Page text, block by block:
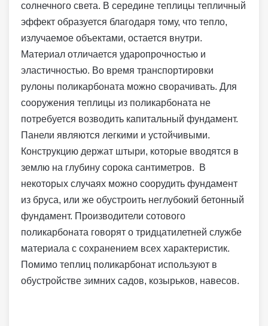
солнечного света. В середине теплицы тепличный
эффект образуется благодаря тому, что тепло,
излучаемое объектами, остается внутри.
Материал отличается ударопрочностью и
эластичностью. Во время транспортировки
рулоны поликарбоната можно сворачивать. Для
сооружения теплицы из поликарбоната не
потребуется возводить капитальный фундамент.
Панели являются легкими и устойчивыми.
Конструкцию держат штыри, которые вводятся в
землю на глубину сорока сантиметров. В
некоторых случаях можно соорудить фундамент
из бруса, или же обустроить неглубокий бетонный
фундамент. Производители сотового
поликарбоната говорят о тридцатилетней службе
материала с сохранением всех характеристик.
Помимо теплиц поликарбонат используют в
обустройстве зимних садов, козырьков, навесов.